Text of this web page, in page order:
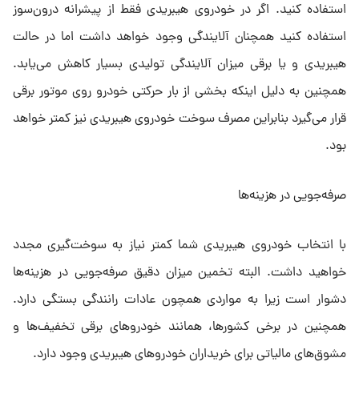
استفاده کنید. اگر در خودروی هیبریدی فقط از پیشرانه درون‌سوز
استفاده کنید همچنان آلایندگی وجود خواهد داشت اما در حالت
هیبریدی و یا برقی میزان آلایندگی تولیدی بسیار کاهش می‌یابد.
همچنین به دلیل اینکه بخشی از بار حرکتی خودرو روی موتور برقی
قرار می‌گیرد بنابراین مصرف سوخت خودروی هیبریدی نیز کمتر خواهد
بود.
صرفه‌جویی در هزینه‌ها
با انتخاب خودروی هیبریدی شما کمتر نیاز به سوخت‌گیری مجدد
خواهید داشت. البته تخمین میزان دقیق صرفه‌جویی در هزینه‌ها
دشوار است زیرا به مواردی همچون عادات رانندگی بستگی دارد.
همچنین در برخی کشورها، همانند خودروهای برقی تخفیف‌ها و
مشوق‌های مالیاتی برای خریداران خودروهای هیبریدی وجود دارد.